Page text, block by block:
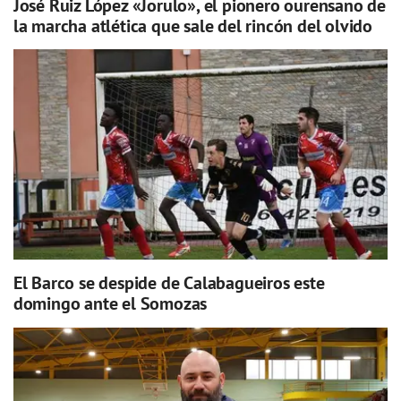
José Ruiz López «Jorulo», el pionero ourensano de
la marcha atlética que sale del rincón del olvido
El Barco se despide de Calabagueiros este
domingo ante el Somozas